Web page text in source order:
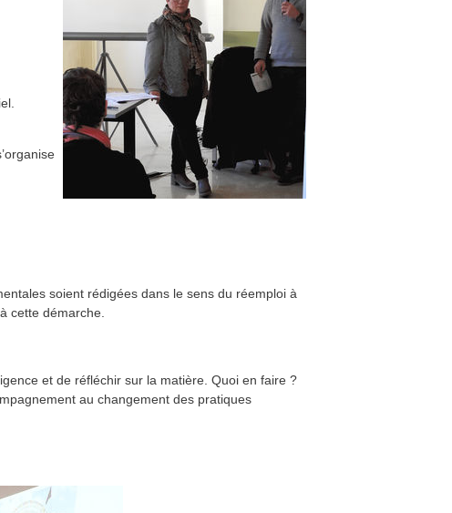
soient rédigées dans le sens du réemploi à
cette démarche.
et de réfléchir sur la matière. Quoi en faire ?
au changement des pratiques